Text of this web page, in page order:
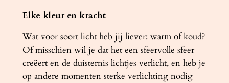
Elke kleur en kracht
Wat voor soort licht heb jij liever: warm of koud?
Of misschien wil je dat het een sfeervolle sfeer
creëert en de duisternis lichtjes verlicht, en heb je
op andere momenten sterke verlichting nodig